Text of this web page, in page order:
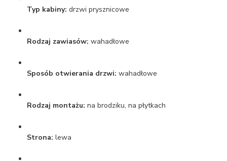
Typ kabiny: drzwi prysznicowe
Rodzaj zawiasów: wahadłowe
Sposób otwierania drzwi: wahadłowe
Rodzaj montażu: na brodziku, na płytkach
Strona: lewa